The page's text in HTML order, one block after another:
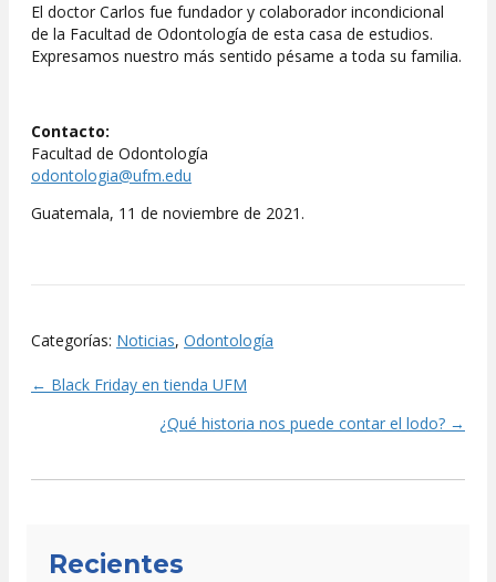
El doctor Carlos fue fundador y colaborador incondicional
de la Facultad de Odontología de esta casa de estudios.
Expresamos nuestro más sentido pésame a toda su familia.
Contacto:
Facultad de Odontología
odontologia@ufm.edu
Guatemala, 11 de noviembre de 2021.
Categorías: Noticias, Odontología
Posts
navigation
← Black Friday en tienda UFM
¿Qué historia nos puede contar el lodo? →
Recientes